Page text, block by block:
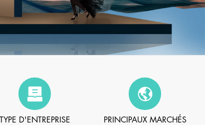
TYPE D'ENTREPRISE PRINCIPAUX MARCHÉS